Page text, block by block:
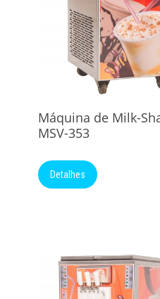
Máquina de Milk-
MSV-353
Detalhes